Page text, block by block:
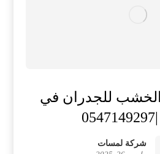
للجدران في
شركة لمسات